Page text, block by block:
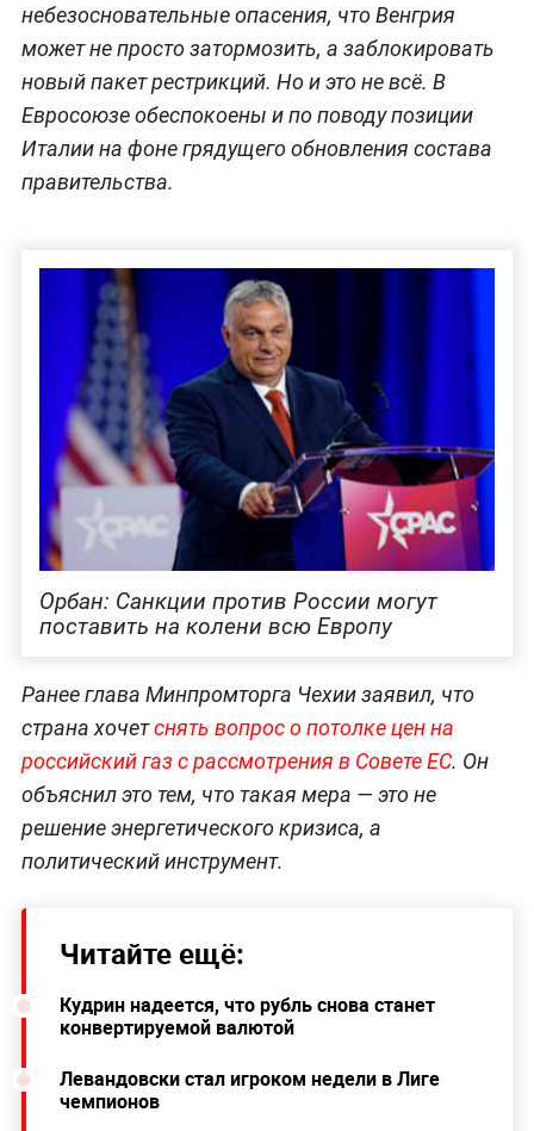
небезосновательные опасения, что Венгрия
может не просто затормозить, а заблокировать
новый пакет рестрикций. Но и это не всё. В
Евросоюзе обеспокоены и по поводу позиции
Италии на фоне грядущего обновления состава
правительства.
Орбан: Санкции против России могут
поставить на колени всю Европу
Ранее глава Минпромторга Чехии заявил, что
страна хочетснять вопрос о потолке цен на
российский газ с рассмотрения в Совете ЕС. Он
объяснил это тем, что такая мера — это не
решение энергетического кризиса, а
политический инструмент.
Читайте ещё:
Кудрин надеется, что рубль снова станет
конвертируемой валютой
Левандовски стал игроком недели в Лиге
чемпионов